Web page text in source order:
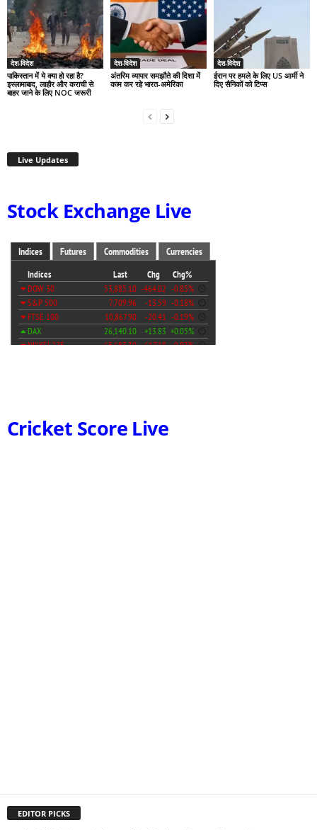
देश-विदेश
पाकिस्तान में ये क्या हो रहा है?
इस्लामाबाद, लाहौर और कराची से
बाहर जाने के लिए NOC जरूरी
देश-विदेश
अंतरिम व्यापार समझौते की दिशा में
काम कर रहे भारत-अमेरिका
देश-विदेश
ईरान पर हमले के लिए US आर्मी ने
दिए सैनिकों को टिप्स
Live Updates
Stock Exchange Live
Cricket Score Live
EDITOR PICKS